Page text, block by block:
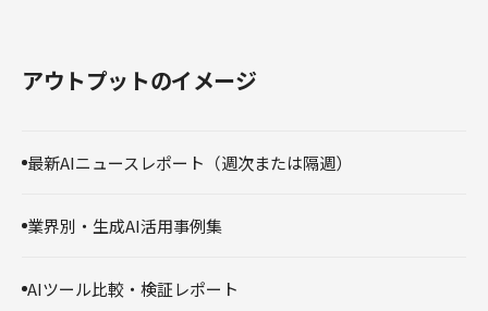
アウトプットのイメージ
最新AIニュースレポート（週次または隔週）
業界別・生成AI活用事例集
AIツール比較・検証レポート